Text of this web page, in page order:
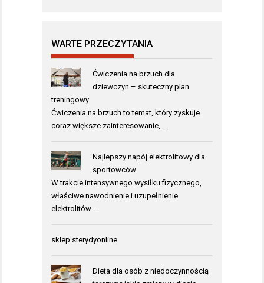
WARTE PRZECZYTANIA
Ćwiczenia na brzuch dla
dziewczyn – skuteczny plan
treningowy
Ćwiczenia na brzuch to temat, który zyskuje
coraz większe zainteresowanie, …
Najlepszy napój elektrolitowy dla
sportowców
W trakcie intensywnego wysiłku fizycznego,
właściwe nawodnienie i uzupełnienie
elektrolitów …
sklep sterydyonline
Dieta dla osób z niedoczynnością